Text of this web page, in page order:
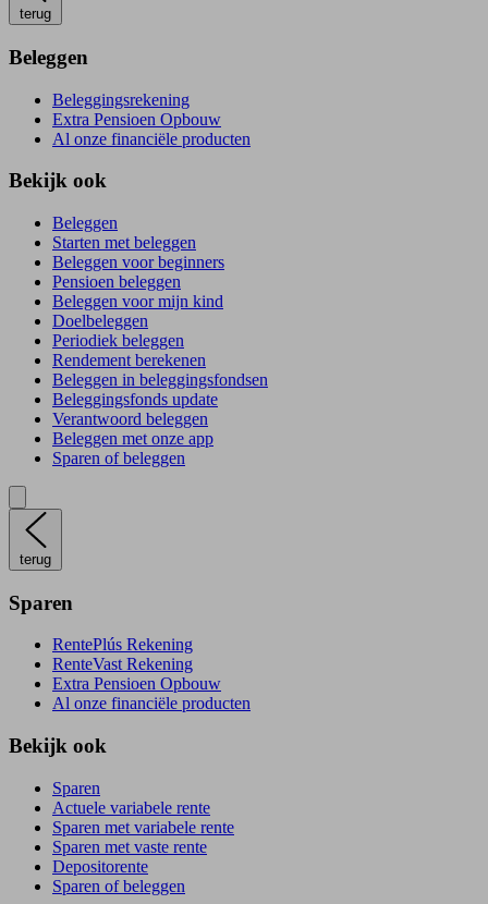
terug
Beleggen
Beleggingsrekening
Extra Pensioen Opbouw
Al onze financiële producten
Bekijk ook
Beleggen
Starten met beleggen
Beleggen voor beginners
Pensioen beleggen
Beleggen voor mijn kind
Doelbeleggen
Periodiek beleggen
Rendement berekenen
Beleggen in beleggingsfondsen
Beleggingsfonds update
Verantwoord beleggen
Beleggen met onze app
Sparen of beleggen
terug
Sparen
RentePlús Rekening
RenteVast Rekening
Extra Pensioen Opbouw
Al onze financiële producten
Bekijk ook
Sparen
Actuele variabele rente
Sparen met variabele rente
Sparen met vaste rente
Depositorente
Sparen of beleggen